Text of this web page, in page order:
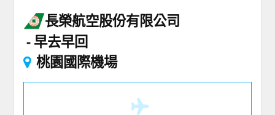
長榮航空股份有限公司
早去早回
桃園國際機場